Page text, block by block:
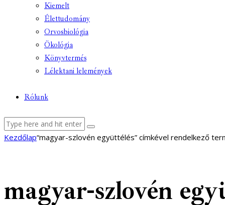
Kiemelt
Élettudomány
Orvosbiológia
Ökológia
Könyvtermés
Lélektani lelemények
Rólunk
facebook-
youtube-
email
Kezdőlap“magyar-szlovén együttélés” címkével rendelkező
magyar-szlovén